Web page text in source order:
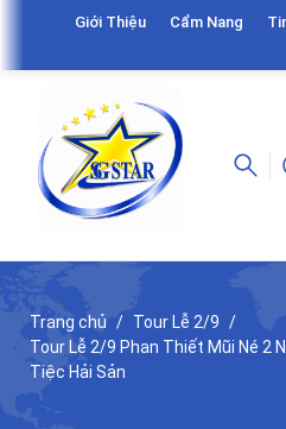
Giới Thiệu Cẩm Nang
Trang chủ
Tour Lễ 2/9
Tour Lễ 2/9 Phan Thiết Mũi Né 2
Tiệc Hải Sản